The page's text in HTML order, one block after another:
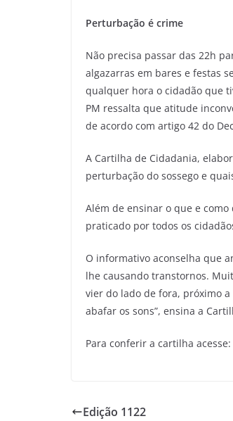
Perturbação é crime
Não precisa passar das 22h
algazarras em bares e festas
qualquer hora o cidadão que
PM ressalta que atitude
de acordo com artigo 42 do
A Cartilha de Cidadania,
perturbação do sossego e
Além de ensinar o que e
praticado por todos os
O informativo aconselha que
lhe causando transtornos.
vier do lado de fora, próximo
abafar os sons”, ensina a
Para conferir a cartilha acesse:
Edição 1122